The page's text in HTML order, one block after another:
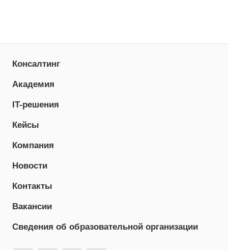
Консалтинг
Академия
IT-решения
Кейсы
Компания
Новости
Контакты
Вакансии
Сведения об образовательной организации